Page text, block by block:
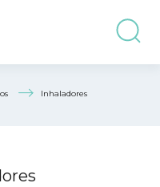
Inhaladores